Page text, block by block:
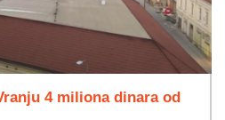
4 miliona dinara od